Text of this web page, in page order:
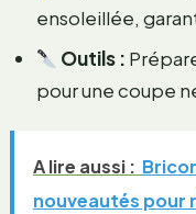
ensoleillée,
Outils :
pour une coupe
A lire aussi :
nouveautés pour